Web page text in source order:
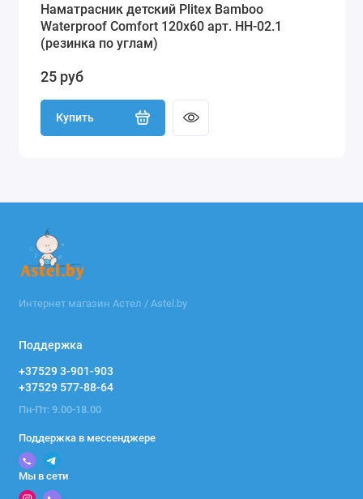
Наматрасник детский Plitex Bamboo
Waterproof Comfort 120х60 арт. НН-02.1
(резинка по углам)
25 руб
Купить
Интернет магазин Астел / Astel.by
Поддержка
+37529 3-901-903
+37529 577-88-64
Пн-Пт: 9.00-18.00
Поддержка в мессенджере
Мы в сети